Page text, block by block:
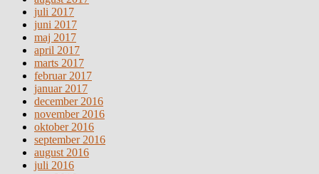
juli 2017
juni 2017
maj 2017
april 2017
marts 2017
februar 2017
januar 2017
december 2016
november 2016
oktober 2016
september 2016
august 2016
juli 2016